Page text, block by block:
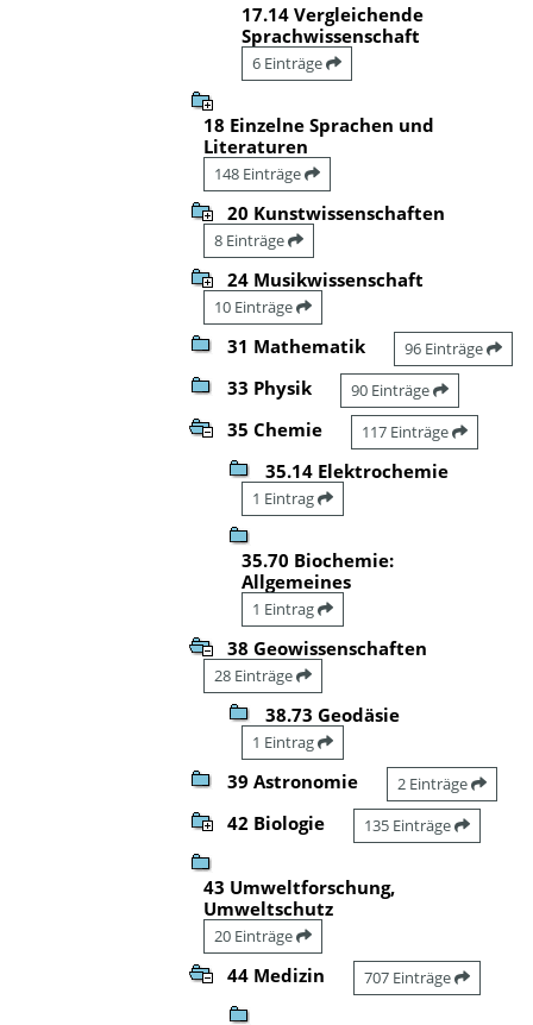
17.14 Vergleichende
Sprachwissenschaft
6 Einträge
18 Einzelne Sprachen und
Literaturen
148 Einträge
20 Kunstwissenschaften
8 Einträge
24 Musikwissenschaft
10 Einträge
31 Mathematik 96 Einträge
33 Physik 90 Einträge
35 Chemie 117 Einträge
35.14 Elektrochemie
1 Eintrag
35.70 Biochemie:
Allgemeines
1 Eintrag
38 Geowissenschaften
28 Einträge
38.73 Geodäsie
1 Eintrag
39 Astronomie 2 Einträge
42 Biologie 135 Einträge
43 Umweltforschung,
Umweltschutz
20 Einträge
44 Medizin 707 Einträge